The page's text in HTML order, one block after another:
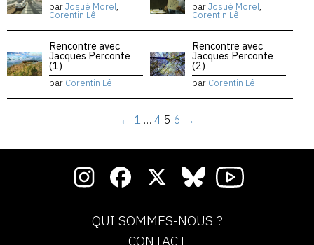
parJosué Morel,
Corentin Lê
parJosué Morel,
Corentin Lê
Rencontre avec
Jacques Perconte
(1)
par Corentin Lê
Rencontre avec
Jacques Perconte
(2)
par Corentin Lê
← 1 … 4 5 6 →
QUI SOMMES-NOUS ?
CONTACT